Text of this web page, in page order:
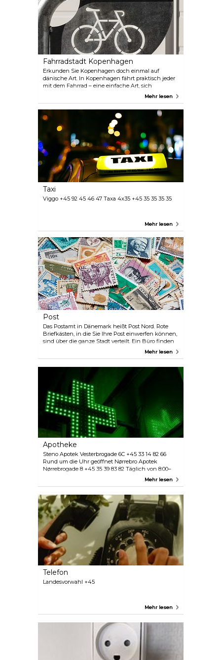
Fahrradstadt Kopenhagen
Erkunden Sie Kopenhagen doch einmal auf
dänische Art. In Kopenhagen fährt praktisch jeder
mit dem Fahrrad – eine einfache Art, sich
fortzubewegen, und es ist gut für die Umwelt.
einem der vielen Fahrradverleihe in der Stadt. Einer
der beliebtesten Fahrradverleihe ist Donkey
Republic. Sie können ein Fahrrad mieten und es
an verschiedenen Orten in der Stadt abholen, und
Sie können es einfach mit Ihrem Telefon
aufschließen.
Mehr lesen
Taxi
Viggo +45 92 45 46 47 Taxa 4x35 +45 35 35 35 35
Mehr lesen
Post
Das Postamt in Dänemark heißt Post Nord. Rote
Briefkästen, in die Sie Ihre Post einwerfen können,
sind über die ganze Stadt verteilt. Ein Büro finden
Mehr lesen
Apotheke
Steno Apotek Vesterbrogade 6C +45 33 14 82 66
Rund um die Uhr geöffnet Nørrebro Apotek
Nørrebrogade 8 +45 35 39 83 82 Täglich von 8:00–
Mehr lesen
Telefon
Landesvorwahl +45
Mehr lesen